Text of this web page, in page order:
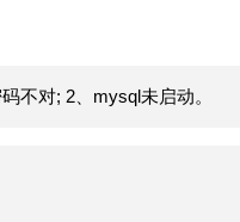
不对; 2、mysql未启动。